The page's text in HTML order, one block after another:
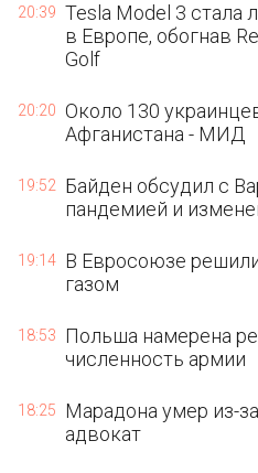
20:39 Tesla Model 3 стала
в Европе, обогнав
Golf
20:20 Около 130
Афганистана - МИД
19:52
Байден обсудил с
пандемией и
19:14 В Евросоюзе
газом
18:53
Польша намерена
численность армии
18:25
Марадона умер из-
адвокат